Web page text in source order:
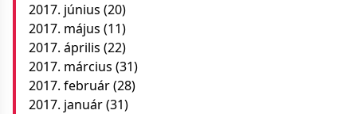
2017. június (20)
2017. május (11)
2017. április (22)
2017. március (31)
2017. február(28)
2017. január(31)